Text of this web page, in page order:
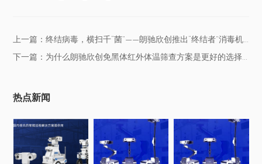
热点新闻